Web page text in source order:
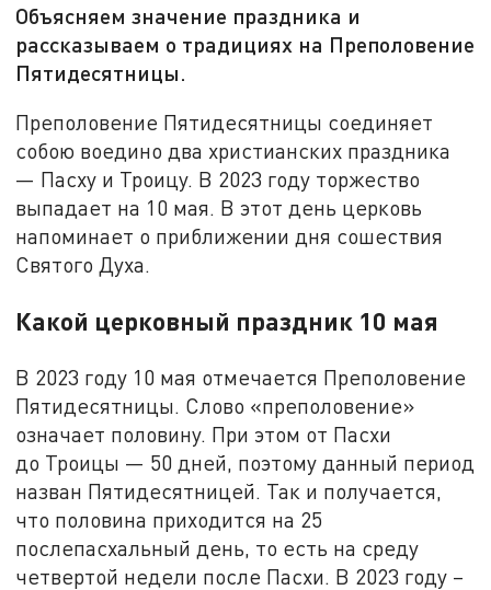
Объясняем значение праздника и
рассказываем о традициях на Преполовение
Пятидесятницы.
Преполовение Пятидесятницы соединяет
собою воедино два христианских праздника
— Пасху и Троицу. В 2023 году торжество
выпадает на 10 мая. В этот день церковь
напоминает о приближении дня сошествия
Святого Духа.
Какой церковный праздник 10 мая
В 2023 году 10 мая отмечается Преполовение
Пятидесятницы. Слово «преполовение»
означает половину. При этом от Пасхи
до Троицы — 50 дней, поэтому данный период
назван Пятидесятницей. Так и получается,
что половина приходится на 25
послепасхальный день, то есть на среду
четвертой недели после Пасхи. В 2023 году –